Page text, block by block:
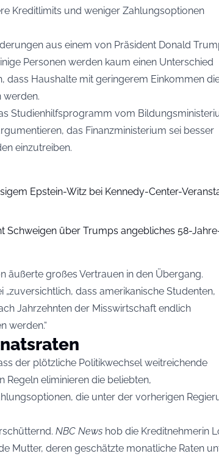
Kreditlimits und weniger Zahlungsoptionen
aus einem von Präsident Donald
Personen werden kaum einen Unterschied
dass Haushalte mit geringerem Einkommen
werden.
Studienhilfsprogramm vom
das Finanzministerium sei besser
einzutreiben.
Epstein-Witz bei Kennedy-Center-
Schweigen über Trumps angebliches 58-
äußerte großes Vertrauen in den Übergang.
„zuversichtlich, dass amerikanische Studenten,
Jahrzehnten der Misswirtschaft endlich
werden.“
der plötzliche Politikwechsel weitreichende
Regeln eliminieren die beliebten,
die unter der vorherigen
NBC News hob die Kreditnehmerin
Mutter, deren geschätzte monatliche Raten